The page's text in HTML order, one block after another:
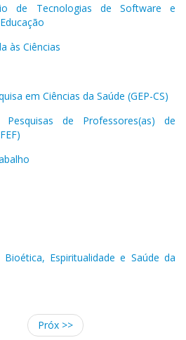
de Tecnologias de Software e
às Ciências
em Ciências da Saúde (GEP-CS)
de Professores(as) de
Espiritualidade e Saúde da
Próx >>